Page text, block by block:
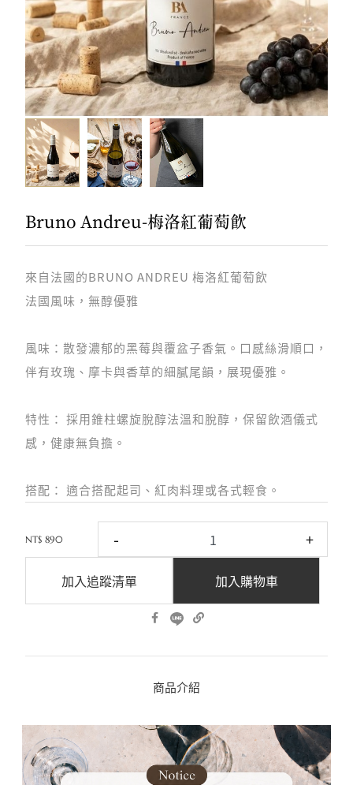
Bruno Andreu-梅洛紅葡萄飲
來自法國的BRUNO ANDREU 梅洛紅葡萄飲
法國風味，無醇優雅
風味：散發濃郁的黑莓與覆盆子香氣。口感絲滑順口，
伴有玫瑰、摩卡與香草的細膩尾韻，展現優雅。
特性： 採用錐柱螺旋脫醇法溫和脫醇，保留飲酒儀式
感，健康無負擔。
搭配： 適合搭配起司、紅肉料理或各式輕食。
NT$ 890 - +
加入追蹤清單 加入購物車
商品介紹